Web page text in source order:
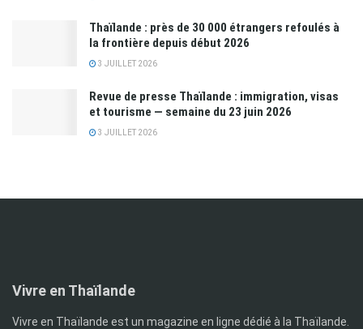
Thaïlande : près de 30 000 étrangers refoulés à
la frontière depuis début 2026
3 JUILLET 2026
Revue de presse Thaïlande : immigration, visas
et tourisme — semaine du 23 juin 2026
3 JUILLET 2026
Vivre en Thaïlande
Vivre en Thaïlande est un magazine en ligne dédié à la Thaïlande.